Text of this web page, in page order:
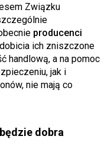
Związku
producenci
ich zniszczone
handlową, a na pomoc
jak i
nie mają co
dobra